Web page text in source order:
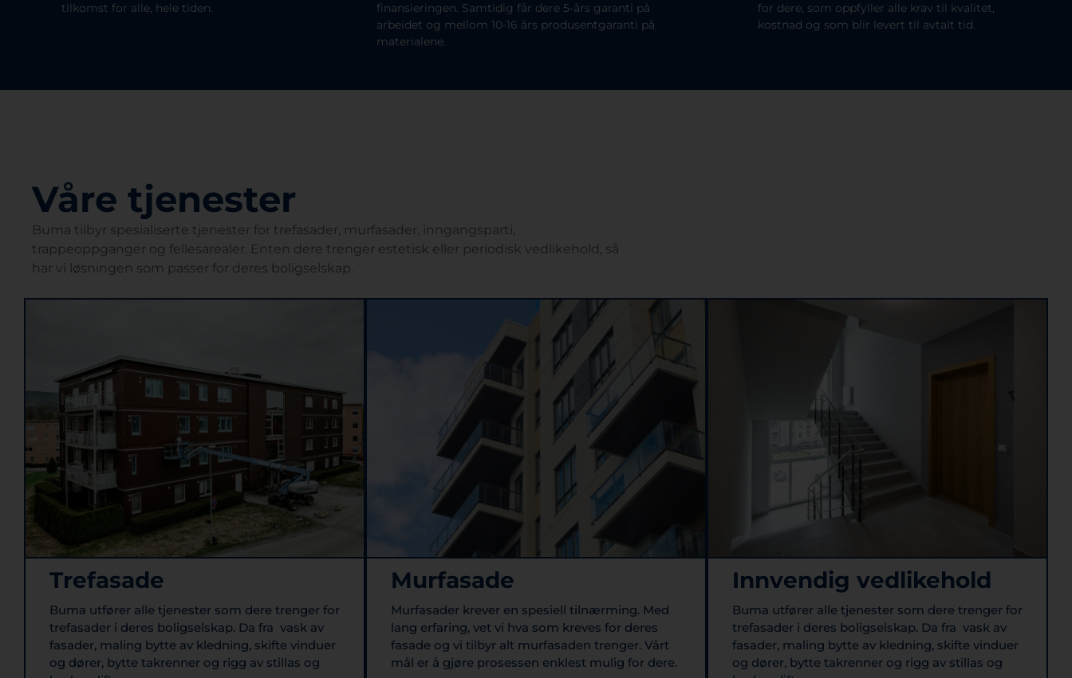
tilkomst for alle, hele tiden.
finansieringen. Samtidig får dere 5-års garanti på
arbeidet og mellom 10-16 års produsentgaranti på
materialene.
for dere, som oppfyller alle krav til kvalitet,
kostnad og som blir levert til avtalt tid.
Våre tjenester
Buma tilbyr spesialiserte tjenester for trefasader, murfasader, inngangsparti,
trappeoppganger og fellesarealer. Enten dere trenger estetisk eller periodisk vedlikehold, så
har vi løsningen som passer for deres boligselskap.
Trefasade
Buma utfører alle tjenester som dere trenger for
trefasader i deres boligselskap. Da fra vask av
fasader, maling bytte av kledning, skifte vinduer
og dører, bytte takrenner og rigg av stillas og
Murfasade
Murfasader krever en spesiell tilnærming. Med
lang erfaring, vet vi hva som kreves for deres
fasade og vi tilbyr alt murfasaden trenger. Vårt
mål er å gjøre prosessen enklest mulig for dere.
Innvendig vedlikehold
Buma utfører alle tjenester som dere trenger for
trefasader i deres boligselskap. Da fra vask av
fasader, maling bytte av kledning, skifte vinduer
og dører, bytte takrenner og rigg av stillas og